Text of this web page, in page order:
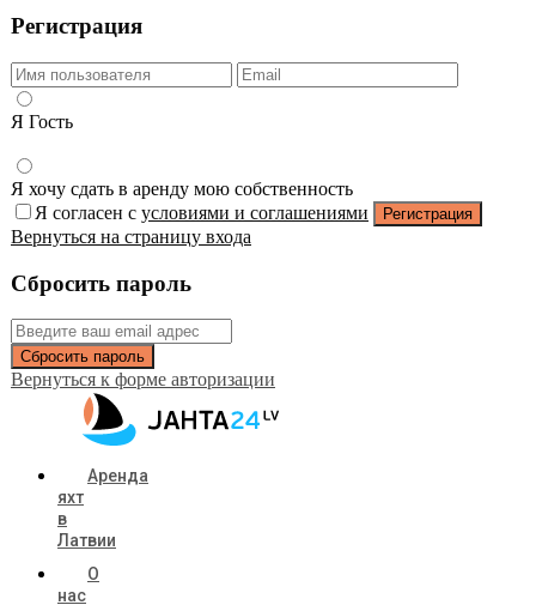
Регистрация
Я Гость
Я хочу сдать в аренду мою собственность
Я согласен с условиями и соглашениями Регистрация
Вернуться на страницу входа
Сбросить пароль
Сбросить пароль
Вернуться к форме авторизации
Аренда
яхт
в
Латвии
О
нас